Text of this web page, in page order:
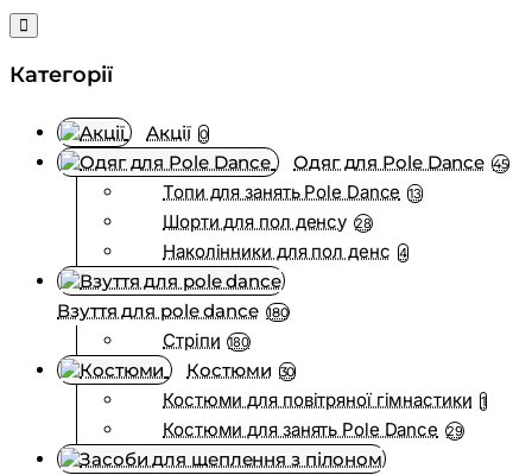
Категорії
Акції 0
Одяг для Pole Dance 45
Топи для занять Pole Dance 13
Шорти для пол денсу 28
Наколінники для пол денс 4
Взуття для pole dance 180
Стріпи 180
Костюми 30
Костюми для повітряної гімнастики 1
Костюми для занять Pole Dance 29